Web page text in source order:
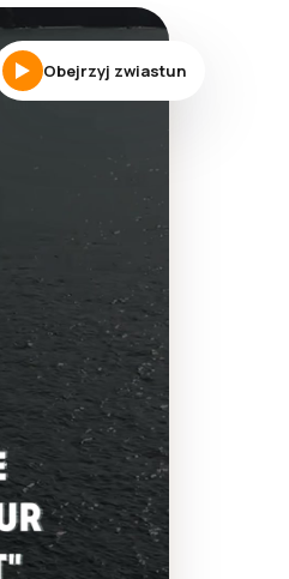
Obejrzyj zwiastun